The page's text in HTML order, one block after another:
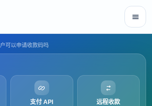
可以申请收款码吗
支付 API 远程收款